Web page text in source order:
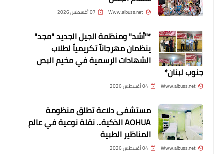
Www.albuss.net 07 أغسطس 2026
*"أشد" ومنظمة الجيل الجديد "مجد"
ينظمان مهرجاناً تكريمياً لطلاب
الشهادات الرسمية في مخيم البص
جنوب لبنان*
Www.albuss.net 04 أغسطس 2026
مستشفى دلاعة تطلق منظومة
AOHUA الذكية... نقلة نوعية في عالم
المناظير الطبية
Www.albuss.net 04 أغسطس 2026